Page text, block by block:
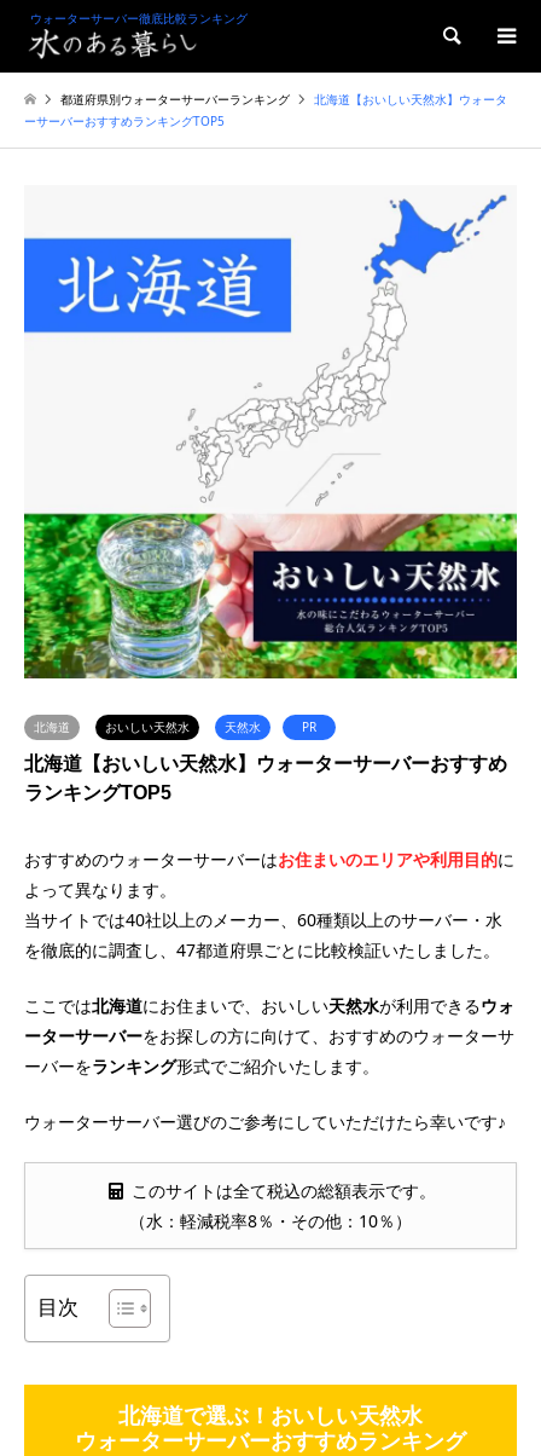
ウォーターサーバー徹底比較ランキング
検索
都道府県別ウォーターサーバーランキング
北海道【おいしい天然水】ウォータ
ーサーバーおすすめランキングTOP5
北海道 おいしい天然水 天然水 PR
北海道【おいしい天然水】ウォーターサーバーおすすめ
ランキングTOP5
おすすめのウォーターサーバーはお住まいのエリアや利用目的に
よって異なります。
当サイトでは40社以上のメーカー、60種類以上のサーバー・水
を徹底的に調査し、47都道府県ごとに比較検証いたしました。
ここでは北海道にお住まいで、おいしい天然水が利用できるウォ
ーターサーバーをお探しの方に向けて、おすすめのウォーターサ
ーバーをランキング形式でご紹介いたします。
ウォーターサーバー選びのご参考にしていただけたら幸いです♪
このサイトは全て税込の総額表示です。
（水：軽減税率8％・その他：10％）
目次
北海道で選ぶ！おいしい天然水
ウォーターサーバーおすすめランキング